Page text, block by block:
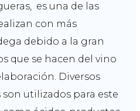
es una de las
con más
debido a la gran
que se hacen del vino
Diversos
utilizados para este